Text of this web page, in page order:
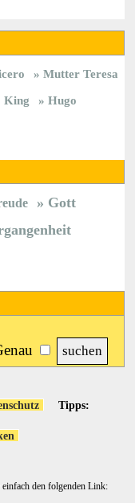
Mutter Teresa
King
Hugo
Gott
Tipps:
einfach den folgenden Link: